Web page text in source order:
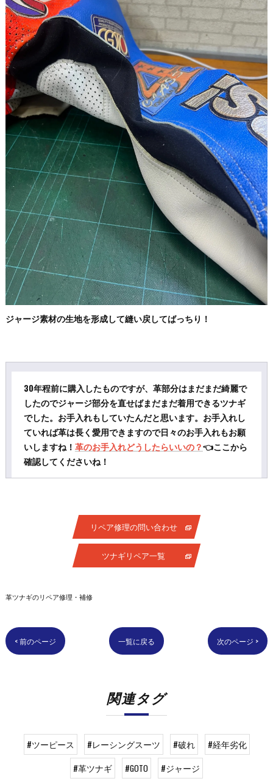
ジャージ素材の生地を形成して縫い戻してばっちり！
30年程前に購入したものですが、革部分はまだまだ綺麗で
したのでジャージ部分を直せばまだまだ着用できるツナギ
でした。お手入れもしていたんだと思います。お手入れし
ていれば革は長く愛用できますので日々のお手入れもお願
いしますね！ 革のお手入れどうしたらいいの？👈ここから
確認してくださいね！
リペア修理の問い合わせ
ツナギリペア一覧
革ツナギのリペア修理・補修
< 前のページ 一覧に戻る 次のページ >
関連タグ
#ツーピース #レーシングスーツ #破れ
#経年劣化
#革ツナギ
#GOTO #ジャージ